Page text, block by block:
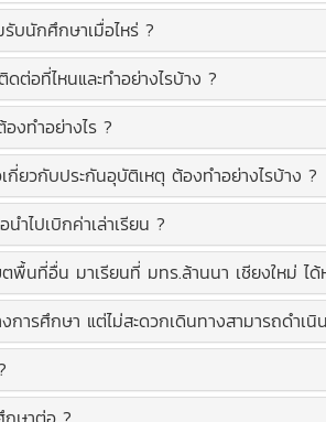
บนักศึกษาเมื่อไหร่ ?
ต่อที่ไหนและทำอย่างไรบ้าง ?
งทำอย่างไร ?
กี่ยวกับประกันอุบัติเหตุ ต้องทำอย่างไรบ้าง ?
ำไปเบิกค่าเล่าเรียน ?
พื้นที่อื่น มาเรียนที่ มทร.ล้านนา เชียงใหม่ ได้
การศึกษา แต่ไม่สะดวกเดินทางสามารถดำเ